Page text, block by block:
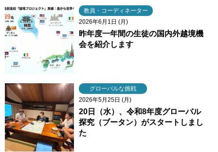
教員・コーディネーター
2026年6月1日 (月)
昨年度一年間の生徒の国内外越境機
会を紹介します
グローバルな挑戦
2026年5月25日 (月)
20日（水）、令和8年度グローバル
探究（ブータン）がスタートしまし
た